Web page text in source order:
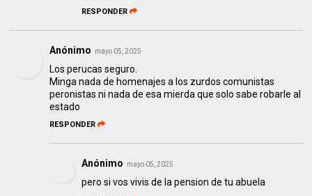
RESPONDER
Anónimo mayo 05, 2025
Los perucas seguro.
Minga nada de homenajes a los zurdos comunistas
peronistas ni nada de esa mierda que solo sabe robarle al
estado
RESPONDER
Anónimo mayo 05, 2025
pero si vos vivis de la pension de tu abuela